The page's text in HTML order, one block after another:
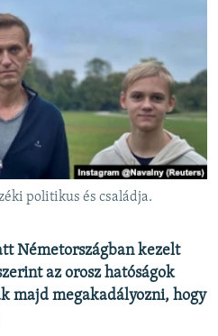
politikus és családja.
Németországban kezelt
az orosz hatóságok
majd megakadályozni, hogy